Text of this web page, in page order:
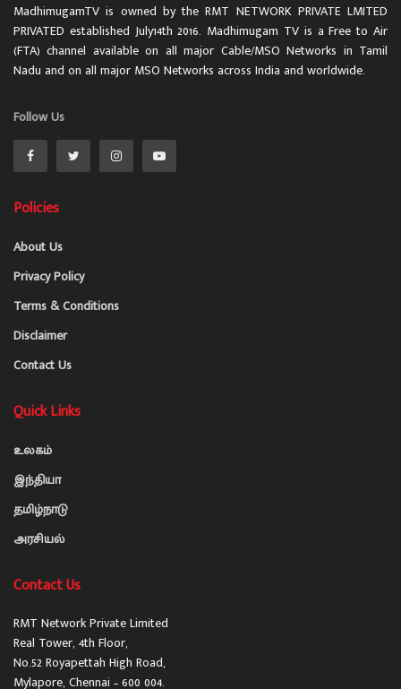
MadhimugamTV is owned by the RMT NETWORK PRIVATE LMITED
PRIVATED established July14th 2016. Madhimugam TV is a Free to Air
(FTA) channel available on all major Cable/MSO Networks in Tamil
Nadu and on all major MSO Networks across India and worldwide.
Follow Us
Policies
About Us
Privacy Policy
Terms & Conditions
Disclaimer
Contact Us
Quick Links
உலகம்
இந்தியா
தமிழ்நாடு
அரசியல்
Contact Us
RMT Network Private Limited
Real Tower, 4th Floor,
No.52 Royapettah High Road,
Mylapore, Chennai – 600 004.